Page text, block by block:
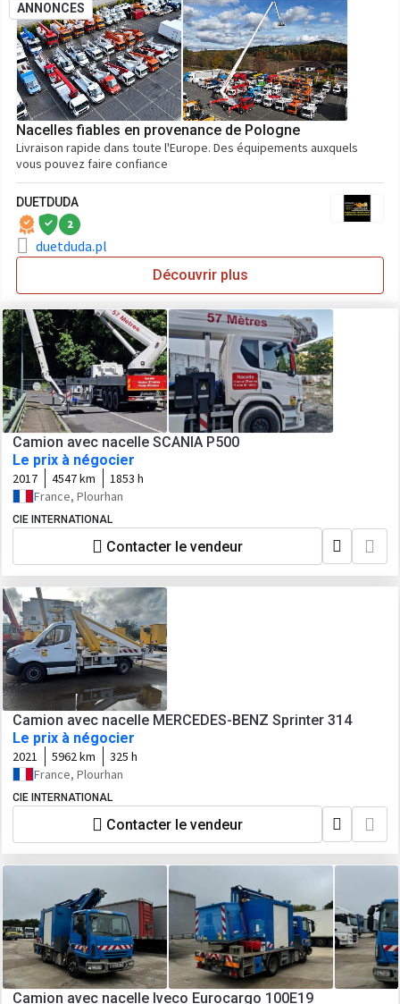
ANNONCES
Nacelles fiables en provenance de Pologne
Livraison rapide dans toute l'Europe. Des équipements auxquels
vous pouvez faire confiance
DUETDUDA
2
duetduda.pl
Découvrir plus
Camion avec nacelle SCANIA P500
Le prix à négocier
2017 4547 km
1853 h
France, Plourhan
CIE INTERNATIONAL
Contacter le vendeur
Camion avec nacelle MERCEDES-BENZ Sprinter 314
Le prix à négocier
2021 5962 km
325 h
France, Plourhan
CIE INTERNATIONAL
Contacter le vendeur
Camion avec nacelle Iveco Eurocargo 100E19